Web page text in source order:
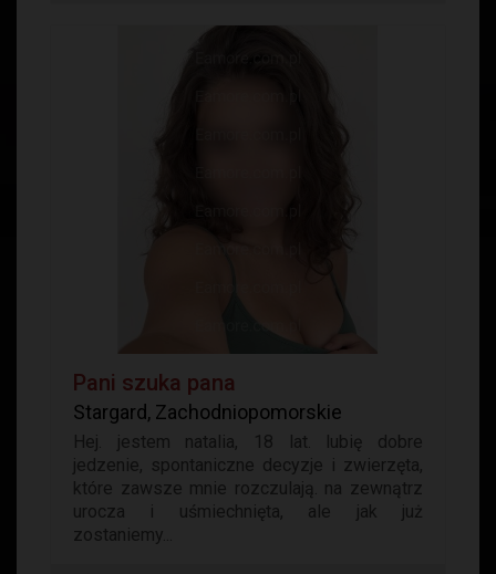
Pani szuka pana
Stargard, Zachodniopomorskie
Hej. jestem natalia, 18 lat. lubię dobre
jedzenie, spontaniczne decyzje i zwierzęta,
które zawsze mnie rozczulają. na zewnątrz
urocza i uśmiechnięta, ale jak już
zostaniemy...